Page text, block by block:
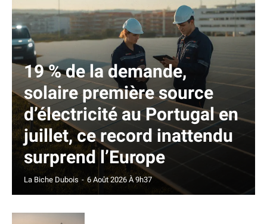
19 % de la demande,
solaire première source
d’électricité au Portugal en
juillet, ce record inattendu
surprend l’Europe
La Biche Dubois - 6 Août 2026 À 9h37